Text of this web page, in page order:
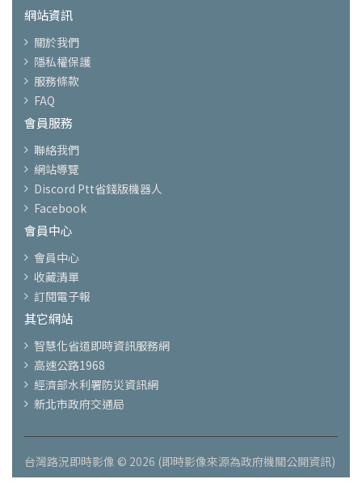
網站資訊
關於我們
隱私權保護
服務條款
FAQ
會員服務
聯絡我們
網站導覽
Discord Ptt省錢版機器人
Facebook
會員中心
會員中心
收藏清單
訂閱電子報
其它網站
智慧化省道即時資訊服務網
高速公路1968
經濟部水利署防災資訊網
新北市政府交通局
台灣路況即時影像 © 2026 (即時影像來源為政府機關公開資訊)